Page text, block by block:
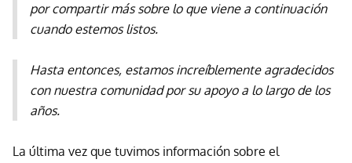
por compartir más sobre lo que viene a continuación
cuando estemos listos.
Hasta entonces, estamos increíblemente agradecidos
con nuestra comunidad por su apoyo a lo largo de los
años.
La última vez que tuvimos información sobre el